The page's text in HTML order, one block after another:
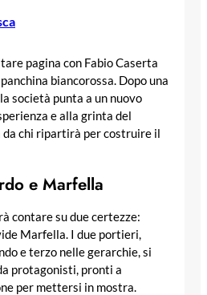
pagina con Fabio Caserta
biancorossa. Dopo una
società punta a un nuovo
e alla grinta del
da chi ripartirà per costruire il
e Marfella
contare su due certezze:
Marfella. I due portieri,
e terzo nelle gerarchie, si
protagonisti, pronti a
per mettersi in mostra.